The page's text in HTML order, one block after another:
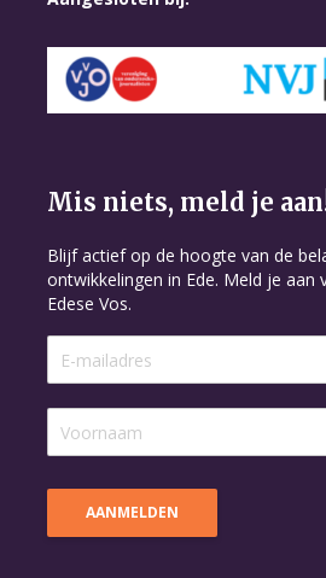
Mis niets, meld je
Blijf actief op de hoogte van de
ontwikkelingen in Ede. Meld je aan
Edese Vos.